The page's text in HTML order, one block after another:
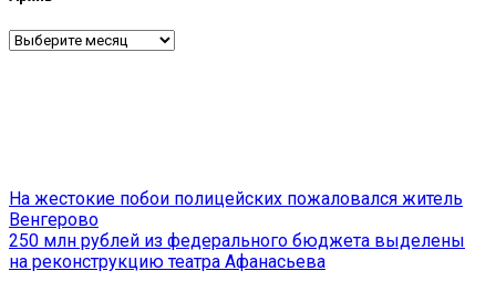
Архив
Навигация
по
записям
На жестокие побои полицейских пожаловался житель
Венгерово
250 млн рублей из федерального бюджета выделены
на реконструкцию театра Афанасьева